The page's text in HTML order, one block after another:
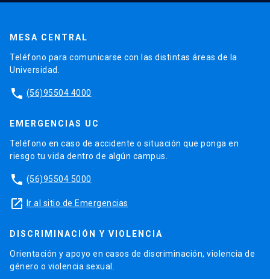
MESA CENTRAL
Teléfono para comunicarse con las distintas áreas de la
Universidad.
phone (56)95504 4000
EMERGENCIAS UC
Teléfono en caso de accidente o situación que ponga en
riesgo tu vida dentro de algún campus.
phone (56)95504 5000
launch Ir al sitio de Emergencias
DISCRIMINACIÓN Y VIOLENCIA
Orientación y apoyo en casos de discriminación, violencia de
género o violencia sexual.